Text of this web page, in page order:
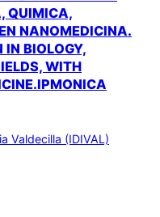
QUIMICA,
NANOMEDICINA.
IN BIOLOGY,
WITH
Valdecilla (IDIVAL)